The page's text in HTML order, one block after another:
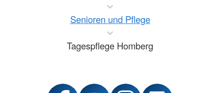
Senioren und Pflege
Tagespflege Homberg